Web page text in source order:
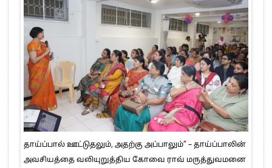
தாய்ப்பால் ஊட்டுதலும், அதற்கு அப்பாலும்” – தாய்ப்பாலின்
அவசியத்தை வலியுறுத்திய கோவை ராவ் மருத்துவமனை